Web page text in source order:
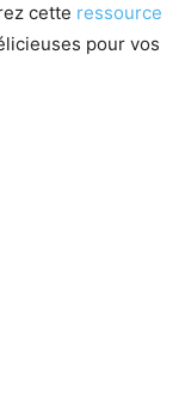
cette ressource
pour vos